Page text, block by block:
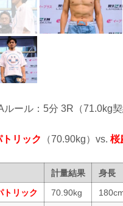
ルール：5分 3R（71.0kg契
リック （70.90kg）vs. 桜
計量結果 身長
トリック
70.90kg